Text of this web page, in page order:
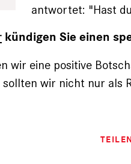
antwortet: "Hast
kündigen Sie einen
wir eine positive
sollten wir nicht nur als